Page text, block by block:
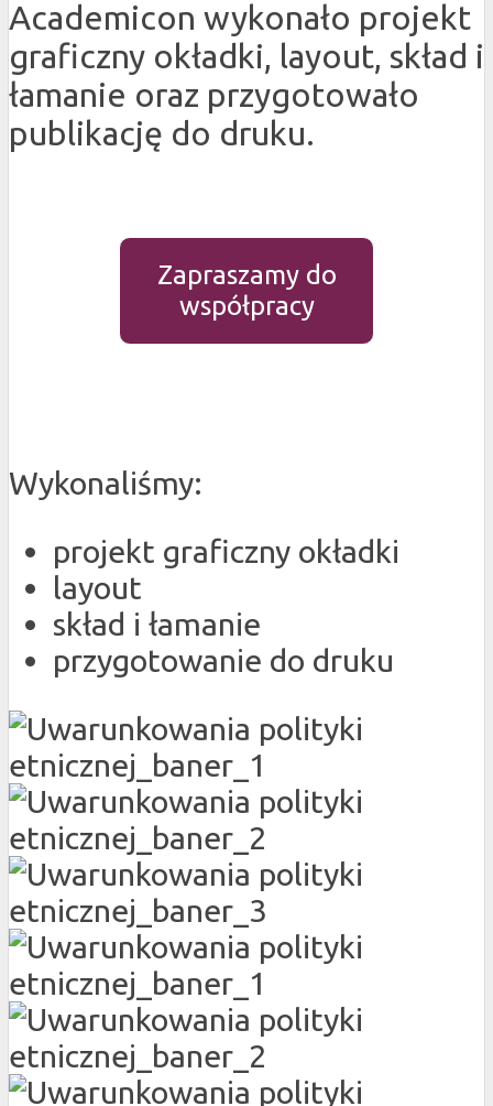
Academicon wykonało projekt
graficzny okładki, layout, skład i
łamanie oraz przygotowało
publikację do druku.
Zapraszamy do
współpracy
Wykonaliśmy:
projekt graficzny okładki
layout
skład i łamanie
przygotowanie do druku